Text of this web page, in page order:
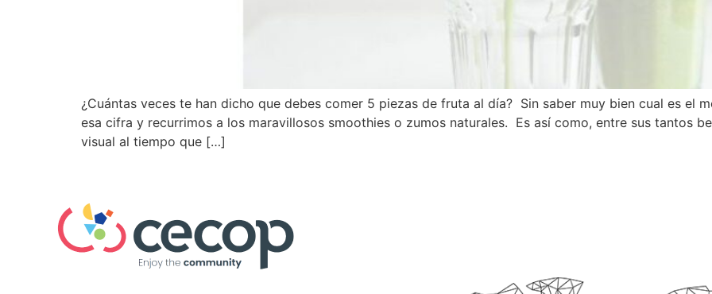
¿Cuántas veces te han dicho que debes comer 5 piezas de fruta al día? Sin saber muy bien cual es el
esa cifra y recurrimos a los maravillosos smoothies o zumos naturales. Es así como, entre sus tantos
visual al tiempo que […]